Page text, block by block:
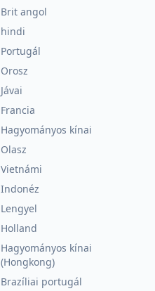
Brit angol
hindi
Portugál
Orosz
Jávai
Francia
Hagyományos kínai
Olasz
Vietnámi
Indonéz
Lengyel
Holland
Hagyományos kínai
(Hongkong)
Brazíliai portugál